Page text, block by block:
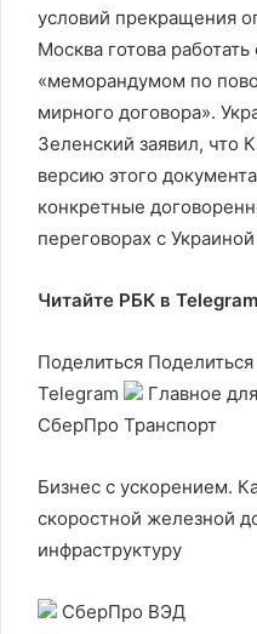
условий прекращения
Москва готова
«меморандумом по
мирного договора».
Зеленский заявил, что
версию этого
конкретные
переговорах с
Читайте РБК в
Поделиться
Telegram
Главное
СберПро Транспорт
Бизнес с ускорением.
скоростной железной
инфраструктуру
СберПро ВЭД